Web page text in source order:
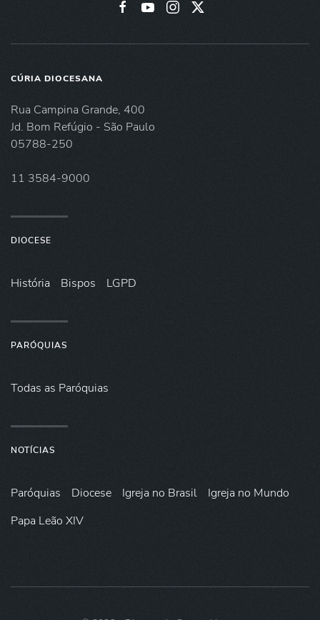
CÚRIA DIOCESANA
Rua Campina Grande, 400
Jd. Bom Refúgio - São Paulo
05788-250
11 3584-9000
DIOCESE
História Bispos LGPD
PARÓQUIAS
Todas as Paróquias
NOTÍCIAS
Paróquias Diocese Igreja no Brasil
Igreja no Mundo
Papa Leão XIV